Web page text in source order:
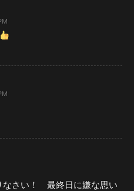
なさい！ 最終日に嫌な思い